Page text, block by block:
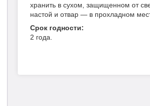
хранить в сухом, защищенном от
настой и отвар — в прохладном
Срок годности:
2 года.